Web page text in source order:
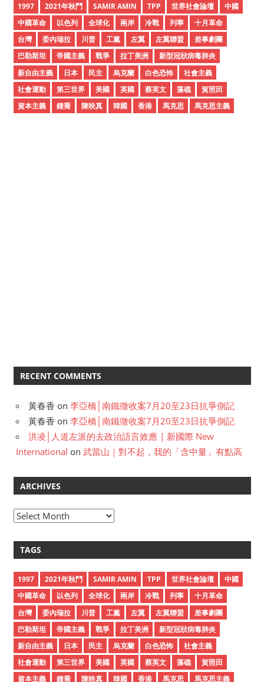
v
e
s
1997 2021年秋鬥 SAMIR AMIN TPP 世界社會論壇
中國
中國革命
以色列 全球化 兩岸 冷戰 列寧
十月革命
台灣
委內瑞拉 川普 工黨 左翼 左翼聯盟
差事劇團
巴勒斯坦
帝國主義 戰爭 拉丁美洲
新型冠狀病毒肺炎
新自由主義
日本 民主 烏克蘭 白色恐怖
社會主義
社會運動
第三世界 美國 英國 蔡英文 藻礁
賀照田
資本主義
鍾喬 陳映真 韓國 香港 馬克思 馬克思主義
RECENT COMMENTS
黃春香 on 李亞橋│南鐵徵收案7月20至23日抗爭側記
黃春香 on 李亞橋│南鐵徵收案7月20至23日抗爭側記
洪凌│人道左派的去政治語言效應 | 新國際 New
International on 武當山｜對不起，我的「含中量」有點高
ARCHIVES
A
h
v
e
s
TAGS
1997 2021年秋鬥 SAMIR AMIN TPP 世界社會論壇
中國
中國革命
以色列 全球化 兩岸 冷戰 列寧
十月革命
台灣
委內瑞拉 川普 工黨 左翼 左翼聯盟
差事劇團
巴勒斯坦
帝國主義 戰爭 拉丁美洲
新型冠狀病毒肺炎
新自由主義
日本 民主 烏克蘭 白色恐怖
社會主義
社會運動
第三世界 美國 英國 蔡英文 藻礁
賀照田
資本主義
鍾喬 陳映真 韓國 香港 馬克思 馬克思主義